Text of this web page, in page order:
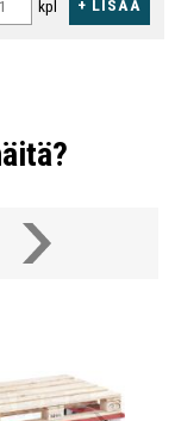
kpl + LISÄÄ